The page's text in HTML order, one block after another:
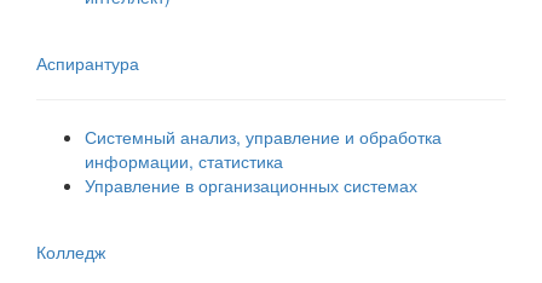
Аспирантура
Системный анализ, управление и обработка
информации, статистика
Управление в организационных системах
Колледж